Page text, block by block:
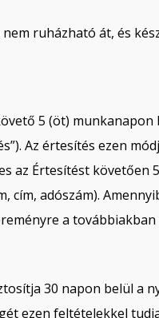
ruházható át, és
5 (öt)
Az értesítés ezen
az Értesítést követően
adószám).
a
30 napon belül a
ezen feltételekkel